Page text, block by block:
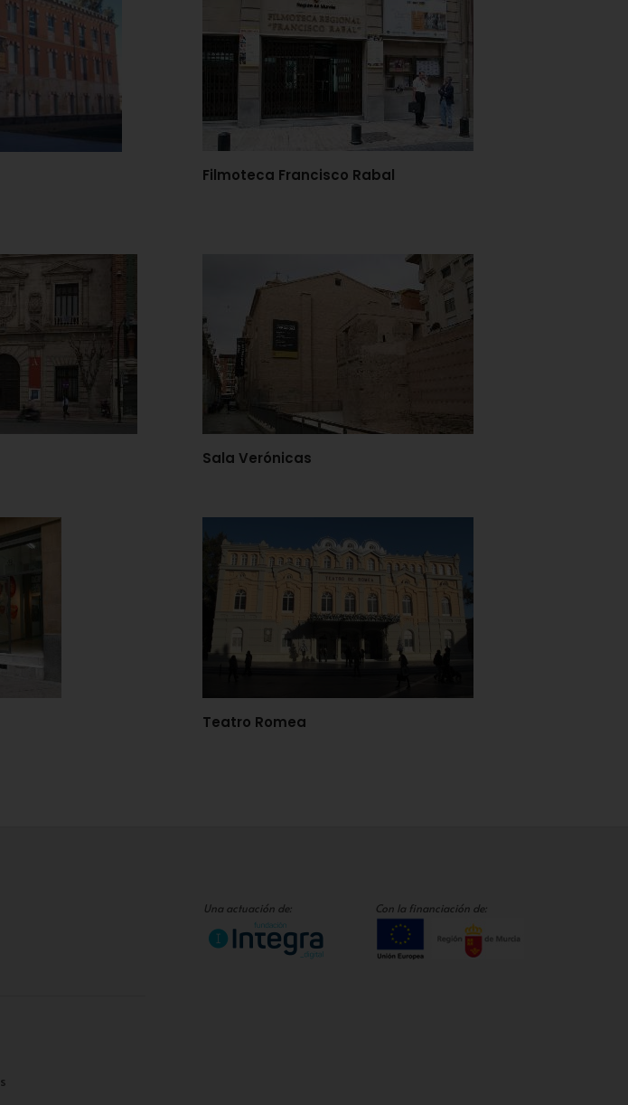
Filmoteca Francisco Rabal
Sala Verónicas
Teatro Romea
Una actuación de: Con la financiación de: